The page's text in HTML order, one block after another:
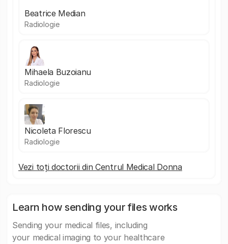
Beatrice Median
Radiologie
Mihaela Buzoianu
Radiologie
Nicoleta Florescu
Radiologie
Vezi toți doctorii din Centrul Medical Donna
Learn how sending your files works
Sending your medical files, including
your medical imaging to your healthcare